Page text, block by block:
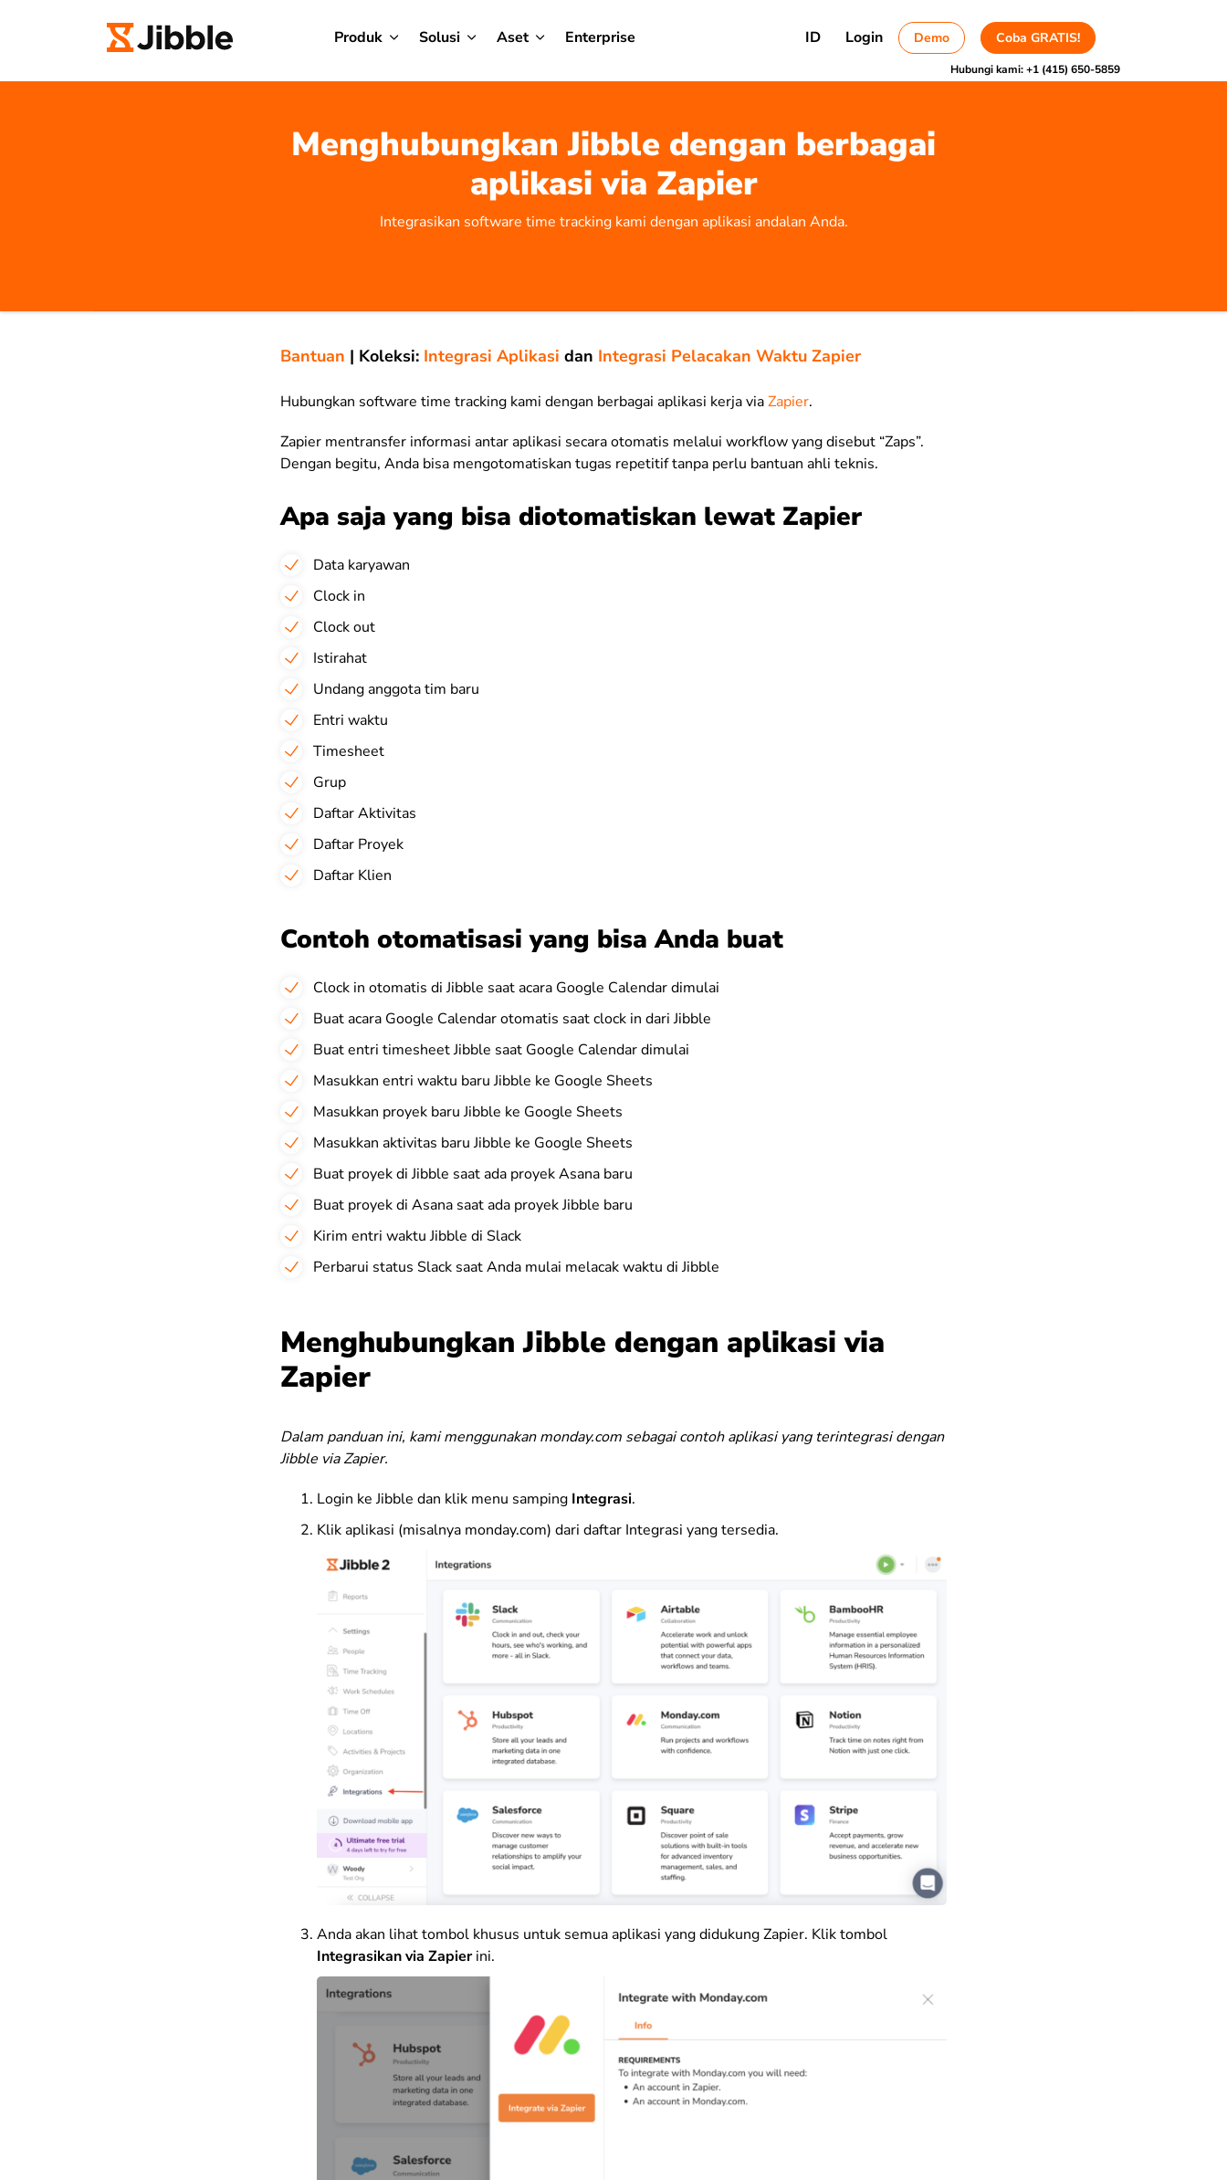
Produk Solusi Aset Enterprise ID Login Demo Coba GRATIS!
Hubungi kami:+1 (415) 650-5859
Menghubungkan Jibble dengan berbagai
aplikasi via Zapier
Integrasikan software time tracking kami dengan aplikasi andalan Anda.
Bantuan | Koleksi: Integrasi Aplikasi dan Integrasi Pelacakan Waktu Zapier
Hubungkan software time tracking kami dengan berbagai aplikasi kerja viaZapier.
Zapier mentransfer informasi antar aplikasi secara otomatis melalui workflow yang disebut “Zaps”.
Dengan begitu, Anda bisa mengotomatiskan tugas repetitif tanpa perlu bantuan ahli teknis.
Apa saja yang bisa diotomatiskan lewat Zapier
Data karyawan
Clock in
Clock out
Istirahat
Undang anggota tim baru
Entri waktu
Timesheet
Grup
Daftar Aktivitas
Daftar Proyek
Daftar Klien
Contoh otomatisasi yang bisa Anda buat
Clock in otomatis di Jibble saat acara Google Calendar dimulai
Buat acara Google Calendar otomatis saat clock in dari Jibble
Buat entri timesheet Jibble saat Google Calendar dimulai
Masukkan entri waktu baru Jibble ke Google Sheets
Masukkan proyek baru Jibble ke Google Sheets
Masukkan aktivitas baru Jibble ke Google Sheets
Buat proyek di Jibble saat ada proyek Asana baru
Buat proyek di Asana saat ada proyek Jibble baru
Kirim entri waktu Jibble di Slack
Perbarui status Slack saat Anda mulai melacak waktu di Jibble
Menghubungkan Jibble dengan aplikasi via
Zapier
Dalam panduan ini, kami menggunakan monday.com sebagai contoh aplikasi yang terintegrasi dengan
Jibble via Zapier.
Login ke Jibble dan klik menu samping Integrasi.
Klik aplikasi (misalnya monday.com) dari daftar Integrasi yang tersedia.
Anda akan lihat tombol khusus untuk semua aplikasi yang didukung Zapier. Klik tombol
Integrasikan via Zapierini.